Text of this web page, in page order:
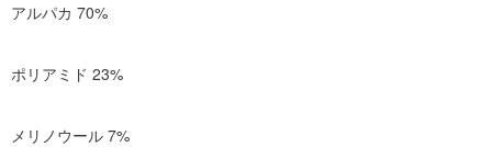
アルパカ 70%
ポリアミド 23%
メリノウール 7%